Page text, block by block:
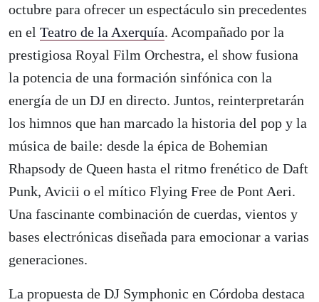
octubre para ofrecer un espectáculo sin precedentes
en el Teatro de la Axerquía. Acompañado por la
prestigiosa Royal Film Orchestra, el show fusiona
la potencia de una formación sinfónica con la
energía de un DJ en directo. Juntos, reinterpretarán
los himnos que han marcado la historia del pop y la
música de baile: desde la épica de Bohemian
Rhapsody de Queen hasta el ritmo frenético de Daft
Punk, Avicii o el mítico Flying Free de Pont Aeri.
Una fascinante combinación de cuerdas, vientos y
bases electrónicas diseñada para emocionar a varias
generaciones.
La propuesta de DJ Symphonic en Córdoba destaca